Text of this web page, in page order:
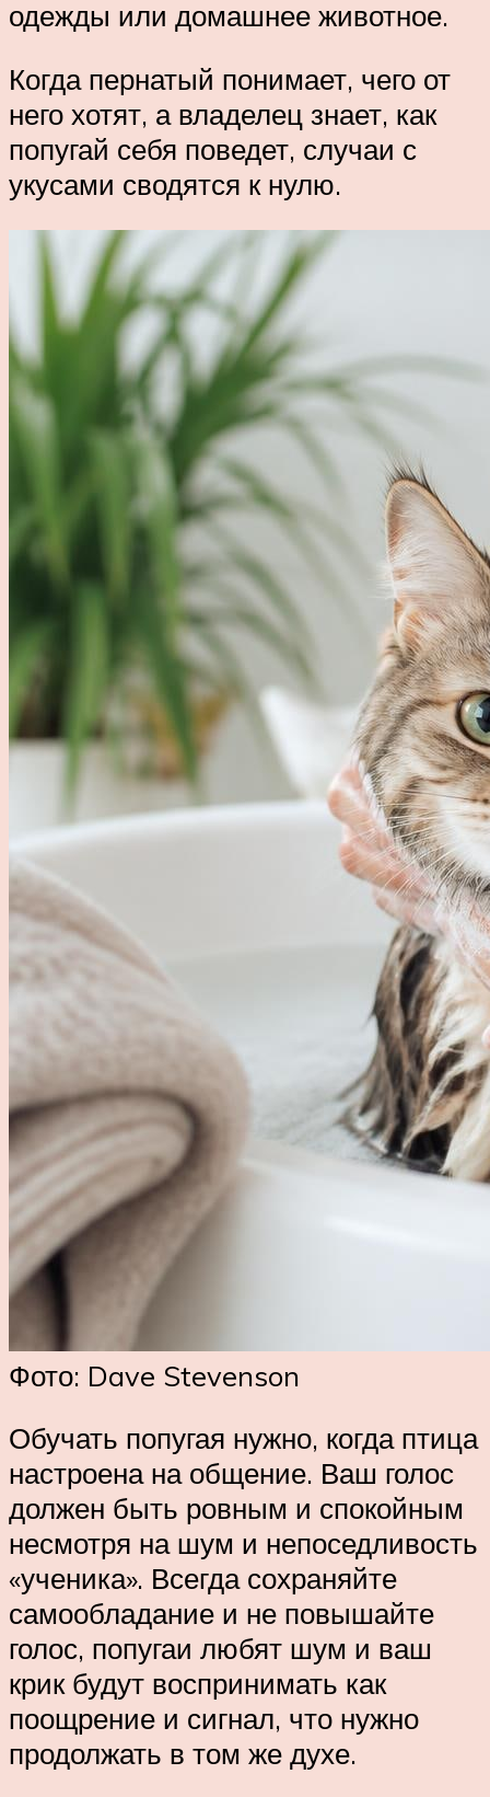
одежды или домашнее животное.
Когда пернатый понимает, чего от
него хотят, а владелец знает, как
попугай себя поведет, случаи с
укусами сводятся к нулю.
Фото: Dave Stevenson
Обучать попугая нужно, когда птица
настроена на общение. Ваш голос
должен быть ровным и спокойным
несмотря на шум и непоседливость
«ученика». Всегда сохраняйте
самообладание и не повышайте
голос, попугаи любят шум и ваш
крик будут воспринимать как
поощрение и сигнал, что нужно
продолжать в том же духе.